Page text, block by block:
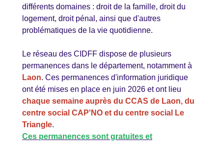
différents domaines : droit de la famille, droit du
logement, droit pénal, ainsi que d'autres
problématiques de la vie quotidienne.
Le réseau des CIDFF dispose de plusieurs
permanences dans le département, notamment à
Laon. Ces permanences d'information juridique
ont été mises en place en juin 2026 et ont lieu
chaque semaine auprès du CCAS de Laon, du
centre social CAP'NO et du centre social Le
Triangle.
Ces permanences sont gratuites et